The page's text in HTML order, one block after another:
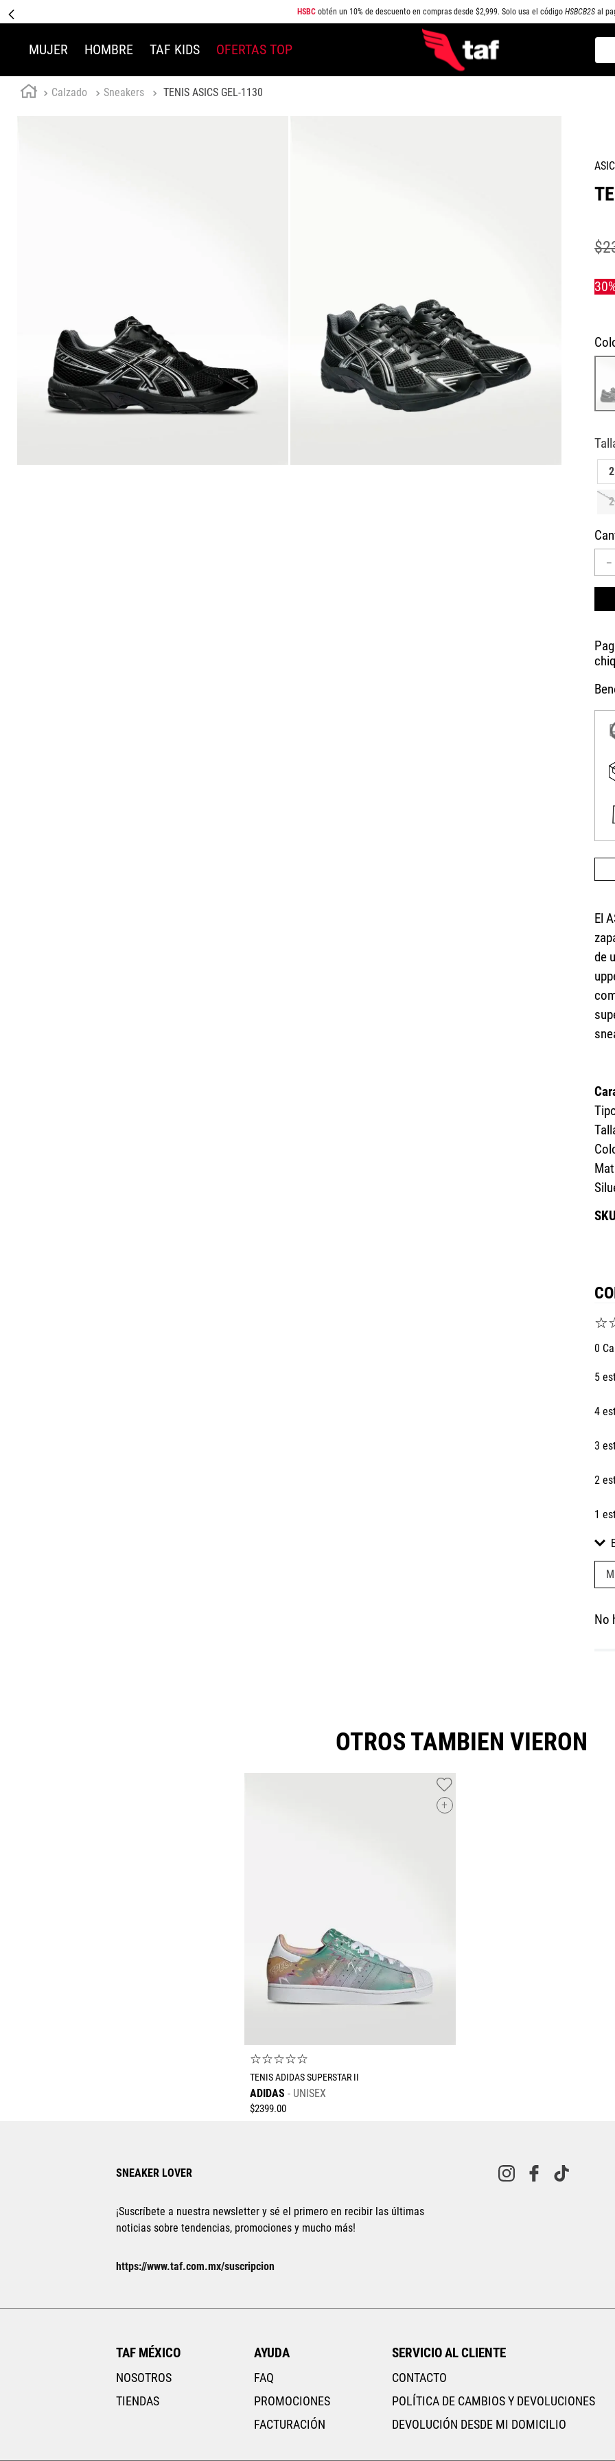
HSBCobtén un 10% de descuento en compras desde $2,999. Solo usa el código HSBCB2Sal
MUJER HOMBRE TAF KIDS OFERTAS TOP
Calzado Sneakers TENIS ASICS GEL-1130
$
－
El
de
☆
0
5
4
3
2
1
No
OTROS TAMBIEN VIERON
+
Tallas Calzado
22 22.5 23 23.5
☆☆☆☆☆
TENIS ADIDAS SUPERSTAR II
ADIDAS UNISEX
$2399.00
SNEAKER LOVER
¡Suscríbete a nuestra newsletter y sé el primero en recibir las últimas
noticias sobre tendencias, promociones y mucho más!
https://www.taf.com.mx/suscripcion
TAF MÉXICO
NOSOTROS
TIENDAS
AYUDA
FAQ
PROMOCIONES
FACTURACIÓN
SERVICIO AL CLIENTE
CONTACTO
POLÍTICA DE CAMBIOS Y DEVOLUCIONES
DEVOLUCIÓN DESDE MI DOMICILIO
TÉRMINOS MÁS BUSCADOS
10. AIR MAX